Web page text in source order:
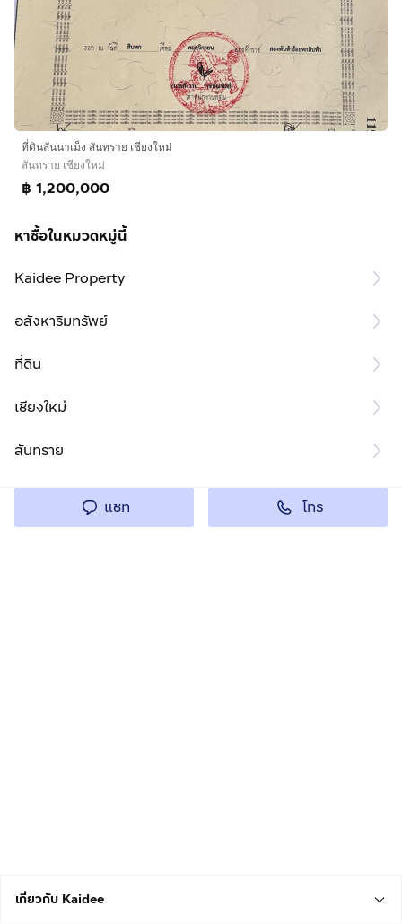
ที่ดินสันนาเม็ง สันทราย เชียงใหม่
สันทราย เชียงใหม่
฿ 1,200,000
หาซื้อในหมวดหมู่นี้
Kaidee Property
อสังหาริมทรัพย์
ที่ดิน
เชียงใหม่
สันทราย
แชท โทร
เกี่ยวกับ Kaidee